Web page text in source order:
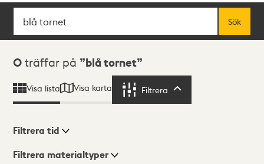
Sök
Sök
Sökresultat
0 träffar på blå tornet
Visa lista Visa karta Filtrera
Visningsläge
Filtrera tid
Filtrera materialtyper